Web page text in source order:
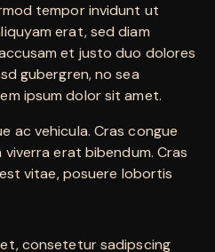
tempor invidunt ut
erat, sed diam
et justo duo dolores
gubergren, no sea
ipsum dolor sit amet.
ac vehicula. Cras congue
erat bibendum. Cras
vitae, posuere lobortis
consetetur sadipscing